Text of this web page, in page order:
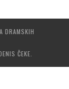
DRAMSKIH
ČEKE.